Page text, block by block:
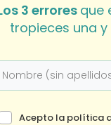
3 errores que
tropieces una
Acepto la política